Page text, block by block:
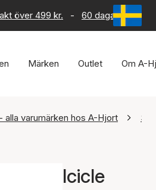
över 499 kr. - 60 dagars
Märken Outlet Om A-
alla varumärken hos A-Hjort
Icicle